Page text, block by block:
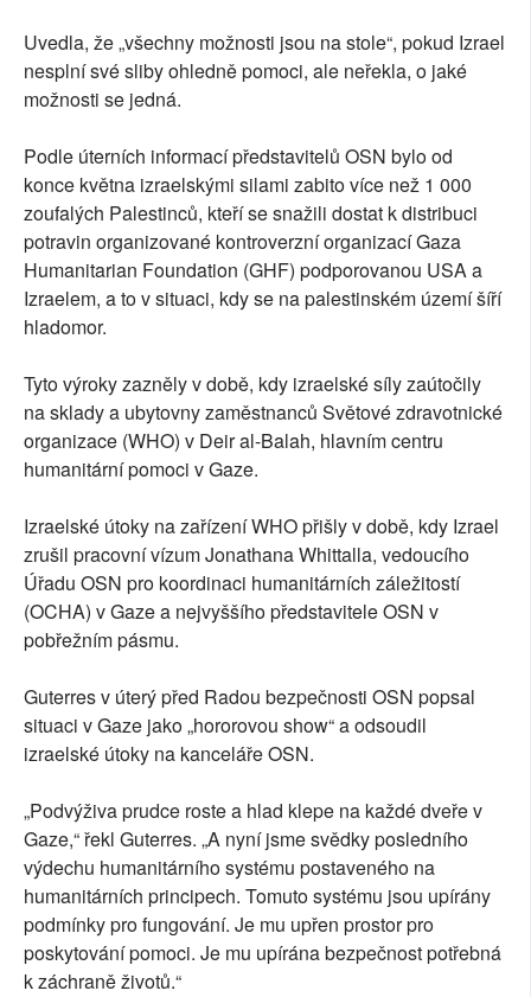
Uvedla, že „všechny možnosti jsou na stole“, pokud Izrael
nesplní své sliby ohledně pomoci, ale neřekla, o jaké
možnosti se jedná.
Podle úterních informací představitelů OSN bylo od
konce května izraelskými silami zabito více než 1 000
zoufalých Palestinců, kteří se snažili dostat k distribuci
potravin organizované kontroverzní organizací Gaza
Humanitarian Foundation (GHF) podporovanou USA a
Izraelem, a to v situaci, kdy se na palestinském území šíří
hladomor.
Tyto výroky zazněly v době, kdy izraelské síly zaútočily
na sklady a ubytovny zaměstnanců Světové zdravotnické
organizace (WHO) v Deir al-Balah, hlavním centru
humanitární pomoci v Gaze.
Izraelské útoky na zařízení WHO přišly v době, kdy Izrael
zrušil pracovní vízum Jonathana Whittalla, vedoucího
Úřadu OSN pro koordinaci humanitárních záležitostí
(OCHA) v Gaze a nejvyššího představitele OSN v
pobřežním pásmu.
Guterres v úterý před Radou bezpečnosti OSN popsal
situaci v Gaze jako „hororovou show“ a odsoudil
izraelské útoky na kanceláře OSN.
„Podvýživa prudce roste a hlad klepe na každé dveře v
Gaze,“ řekl Guterres. „A nyní jsme svědky posledního
výdechu humanitárního systému postaveného na
humanitárních principech. Tomuto systému jsou upírány
podmínky pro fungování. Je mu upřen prostor pro
poskytování pomoci. Je mu upírána bezpečnost potřebná
k záchraně životů.“